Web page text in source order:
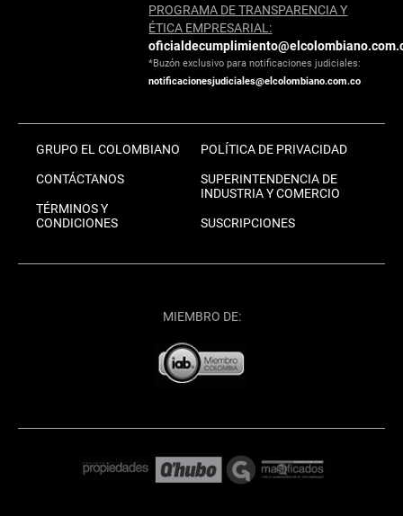
PROGRAMA DE TRANSPARENCIA Y
ÉTICA EMPRESARIAL:
*Buzón exclusivo para notificaciones judiciales:
notificacionesjudiciales@elcolombiano.com.co
GRUPO EL COLOMBIANO
CONTÁCTANOS
TÉRMINOS Y
CONDICIONES
POLÍTICA DE PRIVACIDAD
SUPERINTENDENCIA DE
INDUSTRIA Y COMERCIO
SUSCRIPCIONES
MIEMBRO DE: